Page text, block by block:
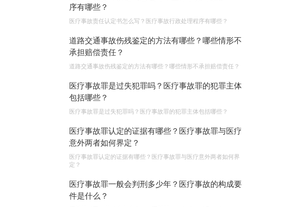
序有哪些？
医疗事故责任认定书怎么写？医疗事故行政处理程序有哪些？
道路交通事故伤残鉴定的方法有哪些？哪些情形不
承担赔偿责任？
道路交通事故伤残鉴定的方法有哪些？哪些情形不承担赔偿责任？
医疗事故罪是过失犯罪吗？医疗事故罪的犯罪主体
包括哪些？
医疗事故罪是过失犯罪吗？医疗事故罪的犯罪主体包括哪些？
医疗事故罪认定的证据有哪些？医疗事故罪与医疗
意外两者如何界定？
医疗事故罪认定的证据有哪些？医疗事故罪与医疗意外两者如何界
定？
医疗事故罪一般会判刑多少年？医疗事故的构成要
件是什么？